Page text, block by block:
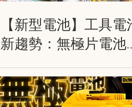
【新型電池】工具電
新趨勢：無極片電池
薄片電池 (軟包電池)
Tabless Cell & Pouch
Cell